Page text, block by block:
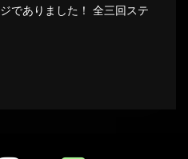
でありました！ 全三回ステ